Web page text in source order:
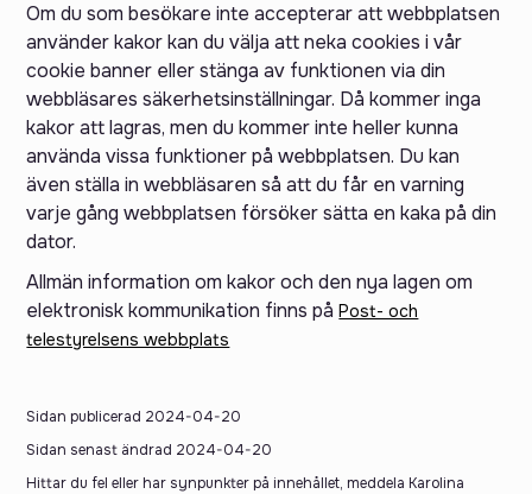
Om du som besökare inte accepterar att webbplatsen
använder kakor kan du välja att neka cookies i vår
cookie banner eller stänga av funktionen via din
webbläsares säkerhetsinställningar. Då kommer inga
kakor att lagras, men du kommer inte heller kunna
använda vissa funktioner på webbplatsen. Du kan
även ställa in webbläsaren så att du får en varning
varje gång webbplatsen försöker sätta en kaka på din
dator.
Allmän information om kakor och den nya lagen om
elektronisk kommunikation finns påPost- och
telestyrelsens webbplats
Sidan publicerad 2024-04-20
Sidan senast ändrad 2024-04-20
Hittar du fel eller har synpunkter på innehållet, meddela Karolina